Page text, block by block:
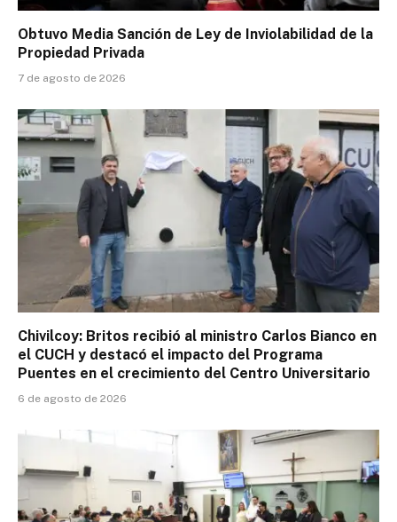
Obtuvo Media Sanción de Ley de Inviolabilidad de la
Propiedad Privada
7 de agosto de 2026
Chivilcoy: Britos recibió al ministro Carlos Bianco en
el CUCH y destacó el impacto del Programa
Puentes en el crecimiento del Centro Universitario
6 de agosto de 2026